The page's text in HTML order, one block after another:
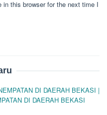
this browser for the next time I
DI DAERAH BEKASI |
DI DAERAH BEKASI